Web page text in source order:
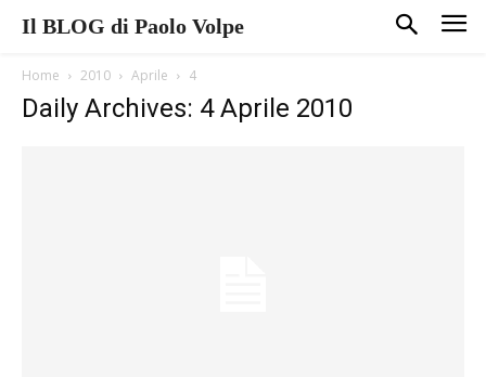
Il BLOG di Paolo Volpe
Home 2010 Aprile 4
Daily Archives: 4 Aprile 2010